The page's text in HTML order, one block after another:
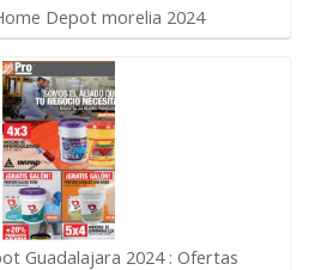
Depot morelia 2024
Guadalajara 2024 : Ofertas